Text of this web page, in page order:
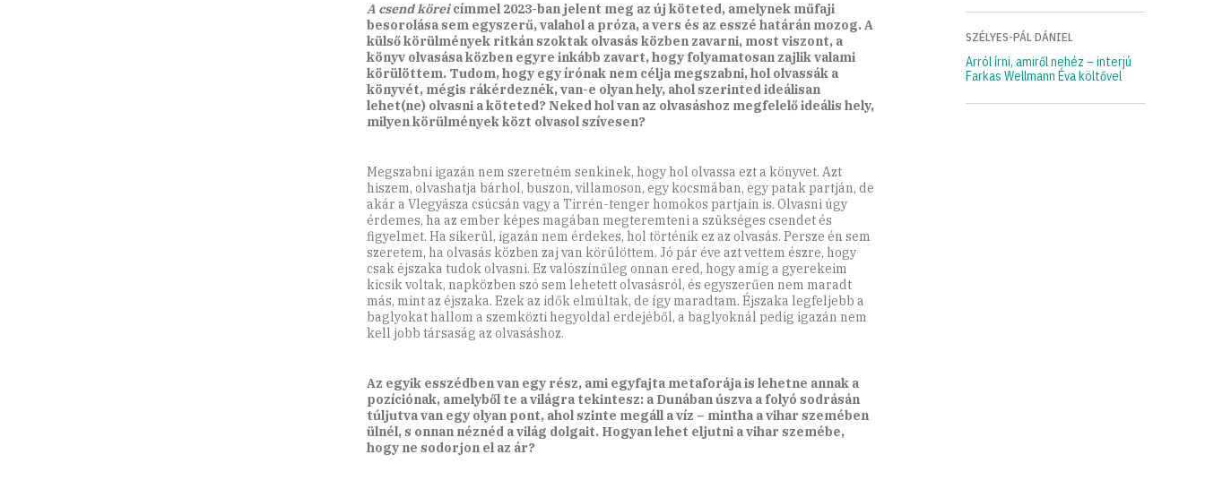
A csend köreicímmel 2023-ban jelent meg az új köteted, amelynek műfaji
besorolása sem egyszerű, valahol a próza, a vers és az esszé határán mozog. A
külső körülmények ritkán szoktak olvasás közben zavarni, most viszont, a
könyv olvasása közben egyre inkább zavart, hogy folyamatosan zajlik valami
körülöttem. Tudom, hogy egy írónak nem célja megszabni, hol olvassák a
könyvét, mégis rákérdeznék, van-e olyan hely, ahol szerinted ideálisan
lehet(ne) olvasni a köteted? Neked hol van az olvasáshoz megfelelő ideális hely,
milyen körülmények közt olvasol szívesen?
Megszabni igazán nem szeretném senkinek, hogy hol olvassa ezt a könyvet. Azt
hiszem, olvashatja bárhol, buszon, villamoson, egy kocsmában, egy patak partján, de
akár a Vlegyásza csúcsán vagy a Tirrén-tenger homokos partjain is. Olvasni úgy
érdemes, ha az ember képes magában megteremteni a szükséges csendet és
figyelmet. Ha sikerül, igazán nem érdekes, hol történik ez az olvasás. Persze én sem
szeretem, ha olvasás közben zaj van körülöttem. Jó pár éve azt vettem észre, hogy
csak éjszaka tudok olvasni. Ez valószínűleg onnan ered, hogy amíg a gyerekeim
kicsik voltak, napközben szó sem lehetett olvasásról, és egyszerűen nem maradt
más, mint az éjszaka. Ezek az idők elmúltak, de így maradtam. Éjszaka legfeljebb a
baglyokat hallom a szemközti hegyoldal erdejéből, a baglyoknál pedig igazán nem
kell jobb társaság az olvasáshoz.
Az egyik esszédben van egy rész, ami egyfajta metaforája is lehetne annak a
pozíciónak, amelyből te a világra tekintesz: a Dunában úszva a folyó sodrásán
túljutva van egy olyan pont, ahol szinte megáll a víz – mintha a vihar szemében
ülnél, s onnan néznéd a világ dolgait. Hogyan lehet eljutni a vihar szemébe,
hogy ne sodorjon el az ár?
SZÉLYES-PÁL DÁNIEL
Arról írni, amiről nehéz – interjú
Farkas Wellmann Éva költővel